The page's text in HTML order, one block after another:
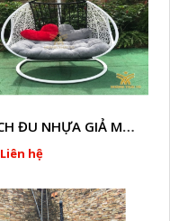
XÍCH ĐU NHỰA GIẢ MÂY HTT - XD43
Liên hệ